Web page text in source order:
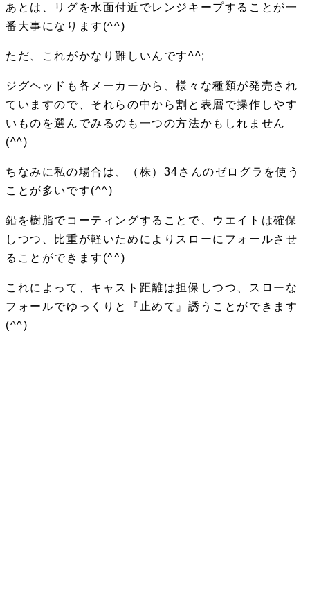
あとは、
リグを水面付近でレンジキープすることが一
番大事になります(^^)
ただ、これがかなり難しいんです^^;
ジグヘッドも各メーカーから、様々な種類が発売され
ていますので、それらの中から割と表層で操作しやす
いものを選んでみるのも一つの方法かもしれません
(^^)
ちなみに私の場合は、（株）34さんのゼログラを使う
ことが多いです(^^)
鉛を樹脂でコーティングすることで、ウエイトは確保
しつつ、比重が軽いためによりスローにフォールさせ
ることができます(^^)
これによって、キャスト距離は担保しつつ、スローな
フォールでゆっくりと『止めて』誘うことができます
(^^)